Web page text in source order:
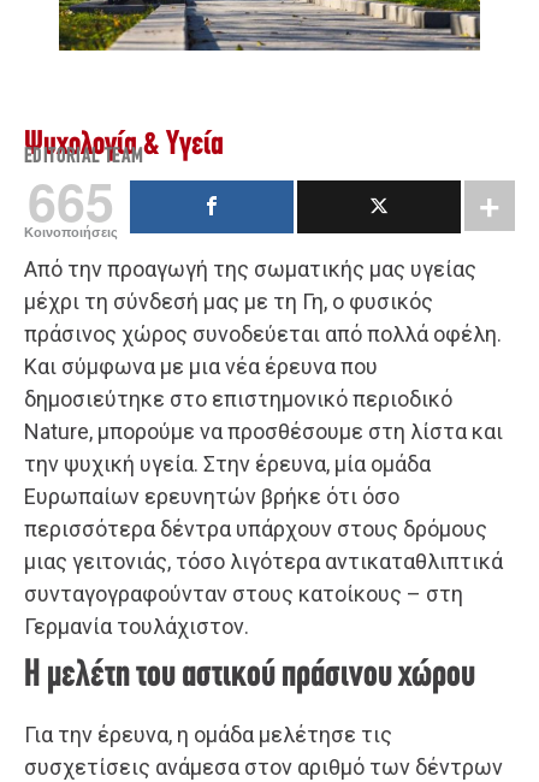
Ψυχολογία & Υγεία
EDITORIAL TEAM
665
Κοινοποιήσεις
Από την προαγωγή της σωματικής μας υγείας
μέχρι τη σύνδεσή μας με τη Γη, ο φυσικός
πράσινος χώρος συνοδεύεται από πολλά οφέλη.
Και σύμφωνα με μια νέα έρευνα που
δημοσιεύτηκε στο επιστημονικό περιοδικό
Nature, μπορούμε να προσθέσουμε στη λίστα και
την ψυχική υγεία. Στην έρευνα, μία ομάδα
Ευρωπαίων ερευνητών βρήκε ότι όσο
περισσότερα δέντρα υπάρχουν στους δρόμους
μιας γειτονιάς, τόσο λιγότερα αντικαταθλιπτικά
συνταγογραφούνταν στους κατοίκους – στη
Γερμανία τουλάχιστον.
Η μελέτη του αστικού πράσινου χώρου
Για την έρευνα, η ομάδα μελέτησε τις
συσχετίσεις ανάμεσα στον αριθμό των δέντρων